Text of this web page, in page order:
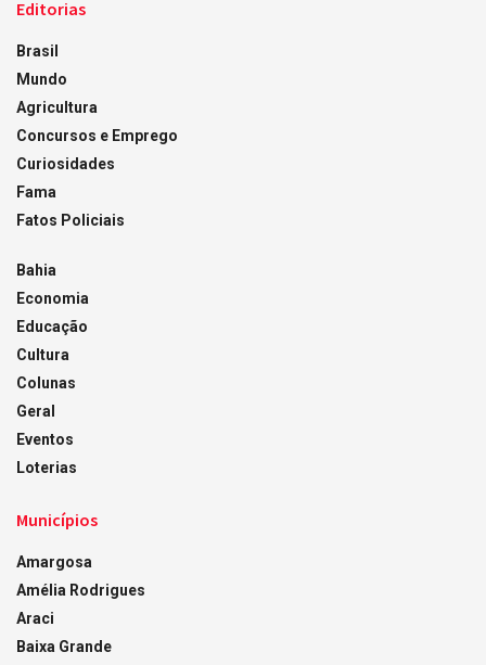
Editorias
Brasil
Mundo
Agricultura
Concursos e Emprego
Curiosidades
Fama
Fatos Policiais
Bahia
Economia
Educação
Cultura
Colunas
Geral
Eventos
Loterias
Municípios
Amargosa
Amélia Rodrigues
Araci
Baixa Grande